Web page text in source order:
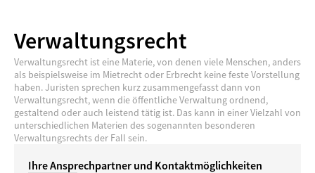
Verwaltungsrecht
Verwaltungsrecht ist eine Materie, von denen viele Menschen, anders
als beispielsweise im Mietrecht oder Erbrecht keine feste Vorstellung
haben. Juristen sprechen kurz zusammengefasst dann von
Verwaltungsrecht, wenn die öffentliche Verwaltung ordnend,
gestaltend oder auch leistend tätig ist. Das kann in einer Vielzahl von
unterschiedlichen Materien des sogenannten besonderen
Verwaltungsrechts der Fall sein.
Ihre Ansprechpartner und Kontaktmöglichkeiten